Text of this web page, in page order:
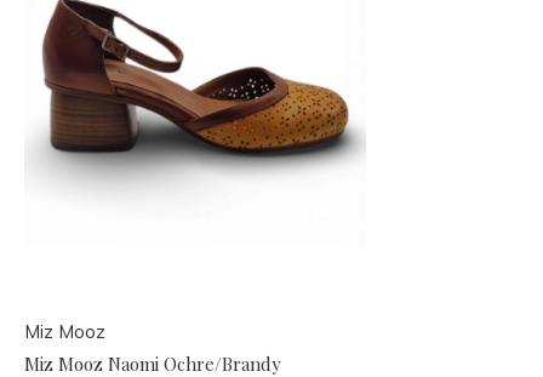
Miz Mooz
Miz Mooz Naomi Ochre/Brandy